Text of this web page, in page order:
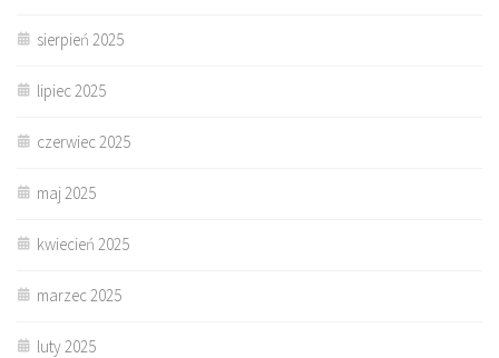
sierpień 2025
lipiec 2025
czerwiec 2025
maj 2025
kwiecień 2025
marzec 2025
luty 2025